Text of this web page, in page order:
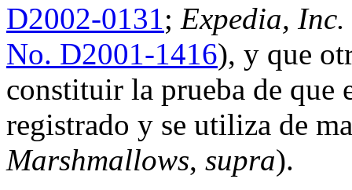
D2002-0131; Expedia,
No. D2001-1416), y que
constituir la prueba de que
registrado y se utiliza de
Marshmallows, supra).